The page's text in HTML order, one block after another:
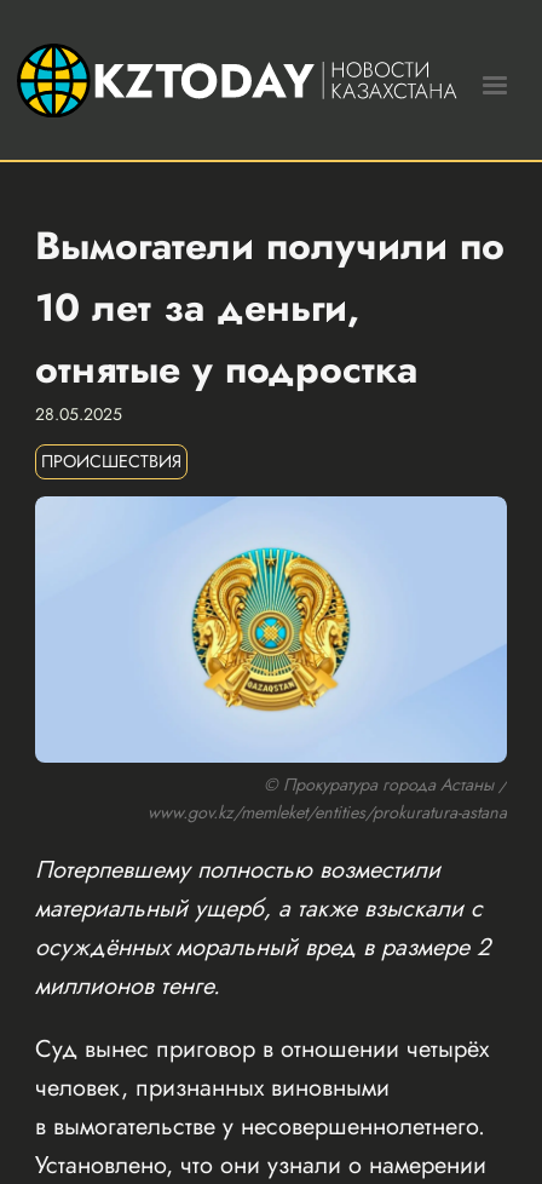
Вымогатели получили по
10 лет за деньги,
отнятые у подростка
28.05.2025
ПРОИСШЕСТВИЯ
© Прокуратура города Астаны /
www.gov.kz/memleket/entities/prokuratura-astana
Потерпевшему полностью возместили
материальный ущерб, а также взыскали с
осуждённых моральный вред в размере 2
миллионов тенге.
Суд вынес приговор в отношении четырёх
человек, признанных виновными
в вымогательстве у несовершеннолетнего.
Установлено, что они узнали о намерении